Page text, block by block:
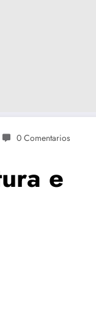
0 Comentarios
e